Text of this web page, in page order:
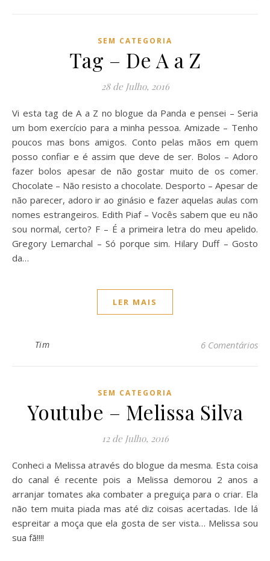
SEM CATEGORIA
Tag – De A a Z
28 de Julho, 2016
Vi esta tag de A a Z no blogue da Panda e pensei – Seria
um bom exercício para a minha pessoa. Amizade – Tenho
poucos mas bons amigos. Conto pelas mãos em quem
posso confiar e é assim que deve de ser. Bolos – Adoro
fazer bolos apesar de não gostar muito de os comer.
Chocolate – Não resisto a chocolate. Desporto – Apesar de
não parecer, adoro ir ao ginásio e fazer aquelas aulas com
nomes estrangeiros. Edith Piaf – Vocês sabem que eu não
sou normal, certo? F – É a primeira letra do meu apelido.
Gregory Lemarchal – Só porque sim. Hilary Duff – Gosto
da…
LER MAIS
Tim 6 Comentários
SEM CATEGORIA
Youtube – Melissa Silva
12 de Julho, 2016
Conheci a Melissa através do blogue da mesma. Esta coisa
do canal é recente pois a Melissa demorou 2 anos a
arranjar tomates aka combater a preguiça para o criar. Ela
não tem muita piada mas até diz coisas acertadas. Ide lá
espreitar a moça que ela gosta de ser vista… Melissa sou
sua fã!!!!